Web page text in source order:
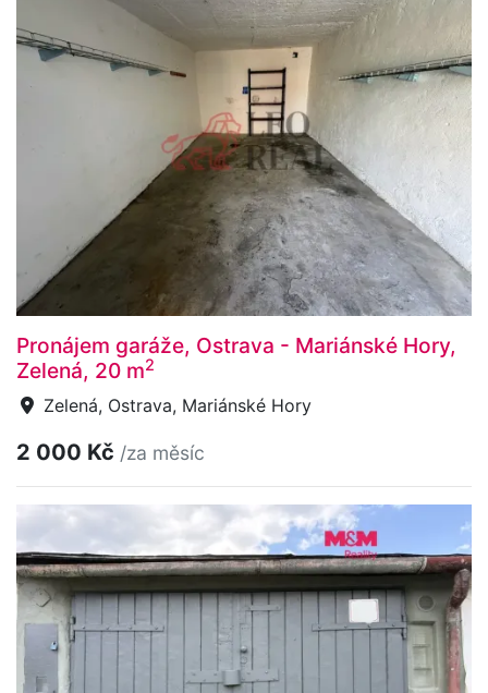
Pronájem garáže, Ostrava - Mariánské Hory,
Zelená, 20 m2
Zelená, Ostrava, Mariánské Hory
2 000 Kč /za měsíc